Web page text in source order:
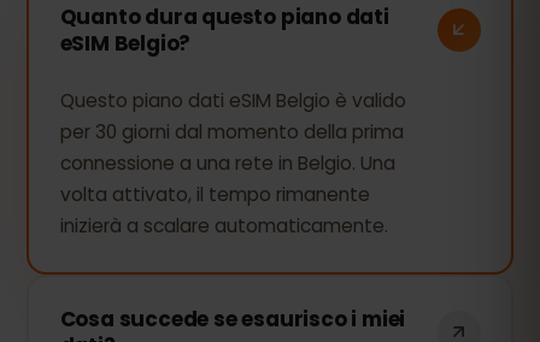
Quanto dura questo piano dati
eSIM Belgio?
Questo piano dati eSIM Belgio è valido
per 30 giorni dal momento della prima
connessione a una rete in Belgio. Una
volta attivato, il tempo rimanente
inizierà a scalare automaticamente.
Cosa succede se esaurisco i miei